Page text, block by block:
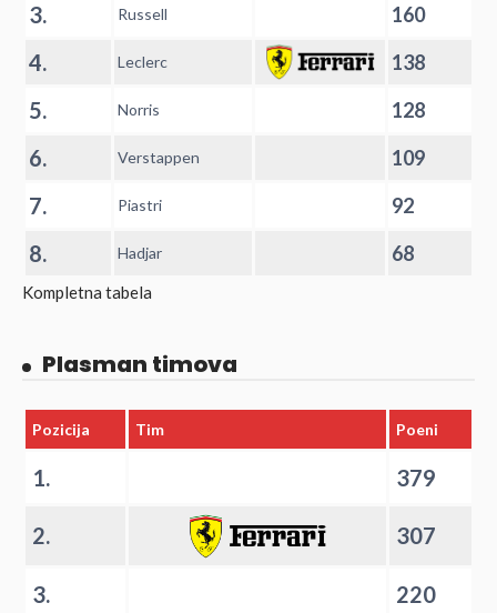
3. Russell 160
4. Leclerc 138
5. Norris 128
6. Verstappen 109
7. Piastri 92
8. Hadjar 68
Kompletna tabela
Plasman timova
Pozicija Tim Poeni
1. 379
2. 307
3. 220